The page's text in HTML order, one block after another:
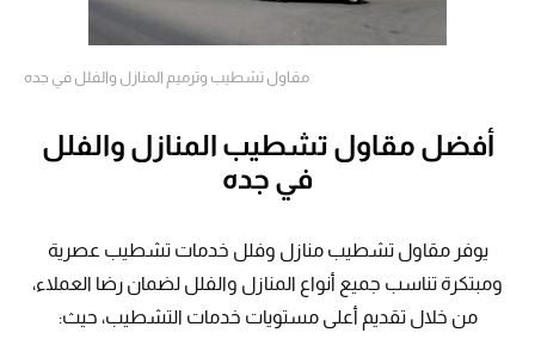
مقاول تشطيب وترميم المنازل والفلل في جده
أفضل مقاول تشطيب المنازل والفلل
في جده
يوفر مقاول تشطيب منازل وفلل خدمات تشطيب عصرية
ومبتكرة تناسب جميع أنواع المنازل والفلل لضمان رضا العملاء،
من خلال تقديم أعلى مستويات خدمات التشطيب، حيث: